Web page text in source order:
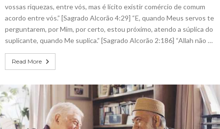
vossas riquezas, entre vós, mas é lícito existir comércio de comum
acordo entre vós.” [Sagrado Alcorão 4:29] “E, quando Meus servos te
perguntarem, por Mim, por certo, estou próximo, atendo a súplica do
suplicante, quando Me suplica.” [Sagrado Alcorão 2:186] “Allah não …
Read More